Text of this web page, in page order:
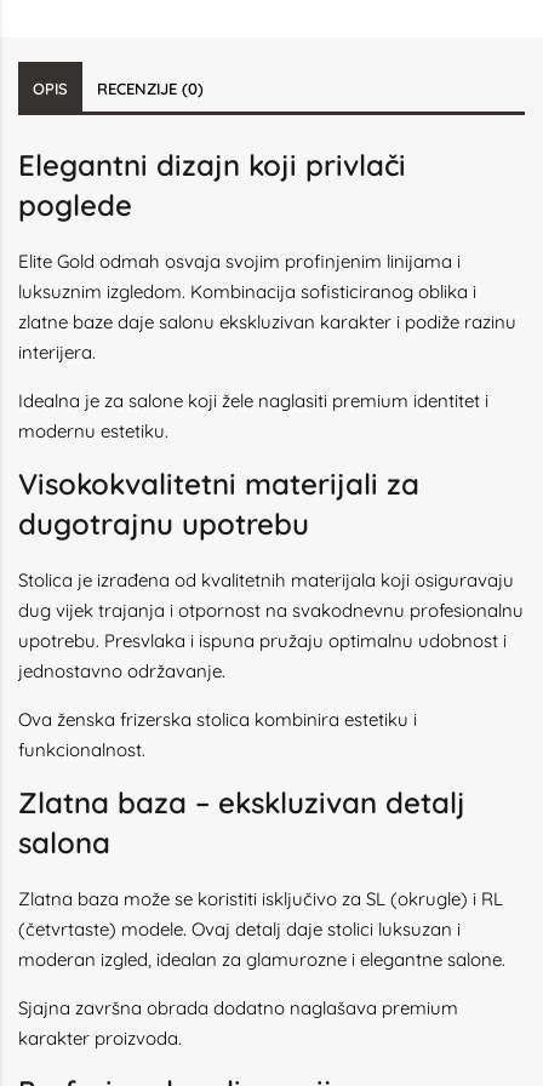
OPIS RECENZIJE (0)
Elegantni dizajn koji privlači
poglede
Elite Gold odmah osvaja svojim profinjenim linijama i
luksuznim izgledom. Kombinacija sofisticiranog oblika i
zlatne baze daje salonu ekskluzivan karakter i podiže razinu
interijera.
Idealna je za salone koji žele naglasiti premium identitet i
modernu estetiku.
Visokokvalitetni materijali za
dugotrajnu upotrebu
Stolica je izrađena od kvalitetnih materijala koji osiguravaju
dug vijek trajanja i otpornost na svakodnevnu profesionalnu
upotrebu. Presvlaka i ispuna pružaju optimalnu udobnost i
jednostavno održavanje.
Ova ženska frizerska stolica kombinira estetiku i
funkcionalnost.
Zlatna baza – ekskluzivan detalj
salona
Zlatna baza može se koristiti isključivo za SL (okrugle) i RL
(četvrtaste) modele. Ovaj detalj daje stolici luksuzan i
moderan izgled, idealan za glamurozne i elegantne salone.
Sjajna završna obrada dodatno naglašava premium
karakter proizvoda.